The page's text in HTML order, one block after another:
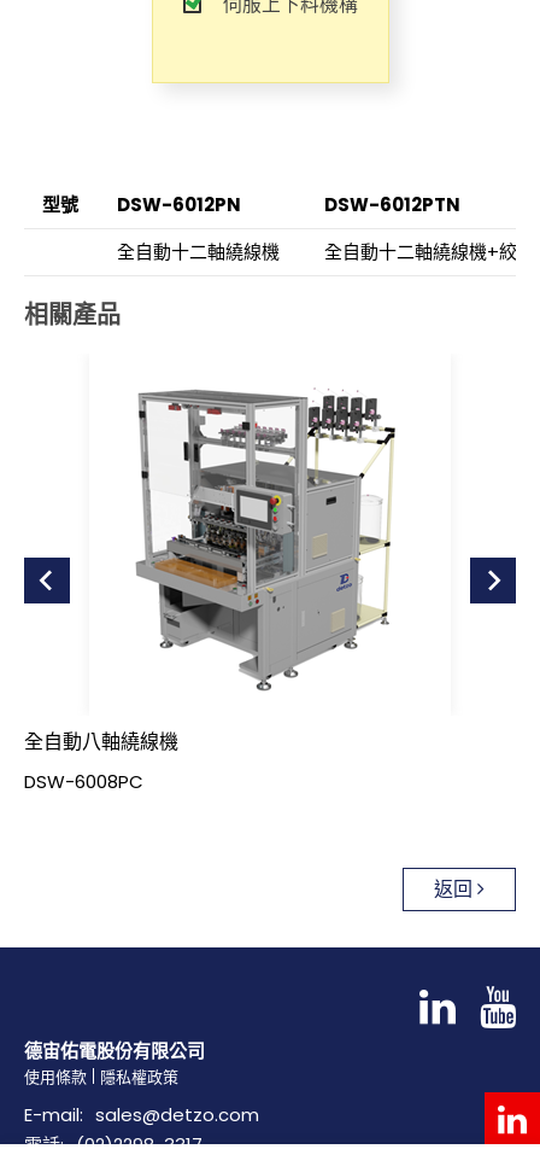
伺服上下料機構
型號 DSW-6012PN
DSW-6012PTN
全自動十二軸繞線機
全自動十二軸繞線機+絞線
相關產品
全自動八軸繞線機
DSW-6008PC
返回
德宙佑電股份有限公司
E-mail: sales@detzo.com
使用條款 隱私權政策